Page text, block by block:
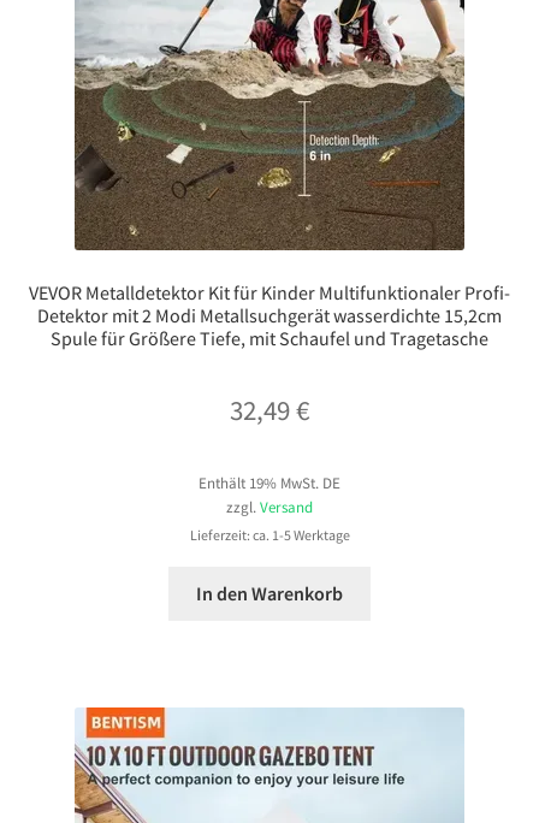
VEVOR Metalldetektor Kit für Kinder Multifunktionaler Profi-
Detektor mit 2 Modi Metallsuchgerät wasserdichte 15,2cm
Spule für Größere Tiefe, mit Schaufel und Tragetasche
32,49€
Enthält 19% MwSt. DE
zzgl.Versand
Lieferzeit: ca. 1-5 Werktage
In den Warenkorb